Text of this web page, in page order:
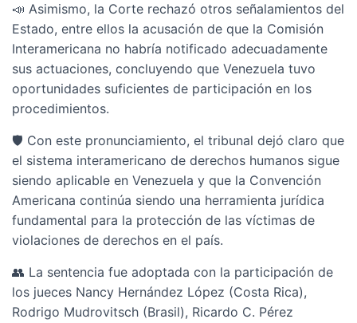
📣 Asimismo, la Corte rechazó otros señalamientos del
Estado, entre ellos la acusación de que la Comisión
Interamericana no habría notificado adecuadamente
sus actuaciones, concluyendo que Venezuela tuvo
oportunidades suficientes de participación en los
procedimientos.
🛡️ Con este pronunciamiento, el tribunal dejó claro que
el sistema interamericano de derechos humanos sigue
siendo aplicable en Venezuela y que la Convención
Americana continúa siendo una herramienta jurídica
fundamental para la protección de las víctimas de
violaciones de derechos en el país.
👥 La sentencia fue adoptada con la participación de
los jueces Nancy Hernández López (Costa Rica),
Rodrigo Mudrovitsch (Brasil), Ricardo C. Pérez